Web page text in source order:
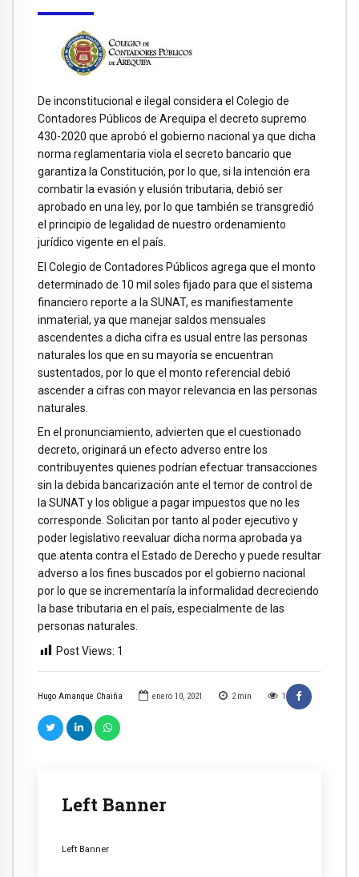
Hugo Amanque Chaiña enero 10, 2021 2 min 1
Left Banner
Left Banner
De inconstitucional e ilegal considera el Colegio de
Contadores Públicos de Arequipa el decreto supremo
430-2020 que aprobó el gobierno nacional ya que dicha
norma reglamentaria viola el secreto bancario que
garantiza la Constitución, por lo que, si la intención era
combatir la evasión y elusión tributaria, debió ser
aprobado en una ley, por lo que también se transgredió
el principio de legalidad de nuestro ordenamiento
jurídico vigente en el país.
El Colegio de Contadores Públicos agrega que el monto
determinado de 10 mil soles fijado para que el sistema
financiero reporte a la SUNAT, es manifiestamente
inmaterial, ya que manejar saldos mensuales
ascendentes a dicha cifra es usual entre las personas
naturales los que en su mayoría se encuentran
sustentados, por lo que el monto referencial debió
ascender a cifras con mayor relevancia en las personas
naturales.
En el pronunciamiento, advierten que el cuestionado
decreto, originará un efecto adverso entre los
contribuyentes quienes podrían efectuar transacciones
sin la debida bancarización ante el temor de control de
la SUNAT y los obligue a pagar impuestos que no les
corresponde. Solicitan por tanto al poder ejecutivo y
poder legislativo reevaluar dicha norma aprobada ya
que atenta contra el Estado de Derecho y puede resultar
adverso a los fines buscados por el gobierno nacional
por lo que se incrementaría la informalidad decreciendo
la base tributaria en el país, especialmente de las
personas naturales.
Post Views: 1